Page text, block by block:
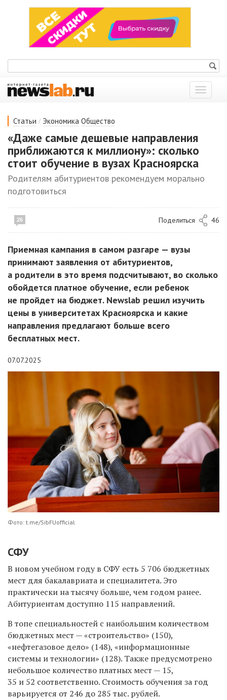
Показать
меню
Статьи / Экономика Общество
«Даже самые дешевые направления
приближаются к миллиону»: сколько
стоит обучение в вузах Красноярска
Родителям абитуриентов рекомендуем морально
подготовиться
26 Поделиться 46
Приемная кампания в самом разгаре — вузы
принимают заявления от абитуриентов,
а родители в это время подсчитывают, во сколько
обойдется платное обучение, если ребенок
не пройдет на бюджет. Newslab решил изучить
цены в университетах Красноярска и какие
направления предлагают больше всего
бесплатных мест.
07.07.2025
Фото: t.me/SibFUofficial
СФУ
В новом учебном году в СФУ есть 5 706 бюджетных
мест для бакалавриата и специалитета. Это
практически на тысячу больше, чем годом ранее.
Абитуриентам доступно 115 направлений.
В топе специальностей с наибольшим количеством
бюджетных мест — «строительство» (150),
«нефтегазовое дело» (148), «информационные
системы и технологии» (128). Также предусмотрено
небольшое количество платных мест — 15,
35 и 52 соответственно. Стоимость обучения за год
варьируется от 246 до 285 тыс. рублей.